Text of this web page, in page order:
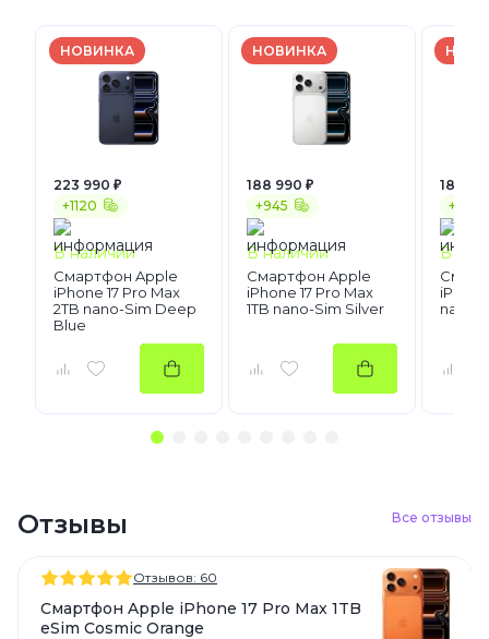
НОВИНКА
+1120
223 990 ₽
В наличии
Смартфон Apple
iPhone 17 Pro Max
2TB nano-Sim Deep
Blue
НОВИНКА
+945
188 990 ₽
В наличии
Смартфон Apple
iPhone 17 Pro Max
1TB nano-Sim Silver
+910
181
В
iPhone
nano-
Отзывы Все отзывы
Отзывов: 60
Смартфон Apple iPhone 17 Pro Max 1TB
eSim Cosmic Orange